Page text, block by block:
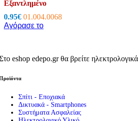
Εργαλεία
Πρέσες –
Παρελκόμενα
Εργαλεία – Όργανα –
Εξαντλημένο
0.95€ 01.004.0068
Αγόρασε το
eshop edepo.gr θα βρείτε
Σπίτι - Εποχιακά
Δικτυακά - Smartphones
Συστήματα Ασφαλείας